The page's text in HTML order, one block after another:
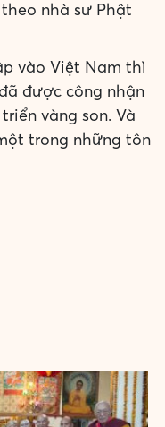
nhà sư Phật
vào Việt Nam thì
được công nhận
vàng son. Và
trong những tôn